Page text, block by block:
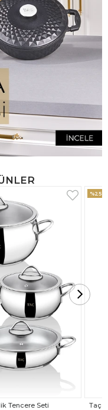
Tencere Seti Siyah
%33